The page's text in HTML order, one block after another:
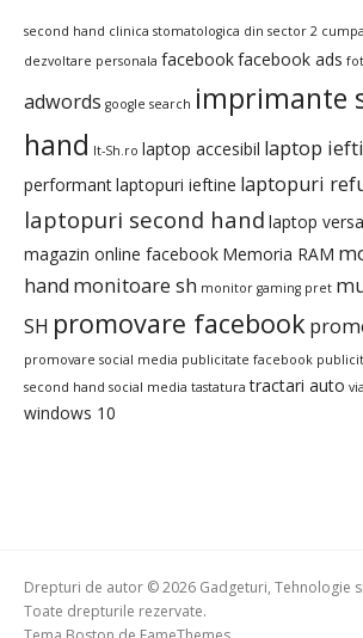
second hand clinica stomatologica din sector 2
dezvoltare personala facebookfacebook ads
adwords google search imprimante
hand It-Sh.ro laptop accesibil laptop
performantlaptopuri ieftine laptopuri
laptopuri second hand laptop
magazin online facebook Memoria RAM
hand monitoare sh monitor gaming pret
SH promovare facebook
promovare social media publicitate facebook
second hand social media tastatura tractari auto
windows 10
Drepturi de autor © 2026 Gadgeturi, Tehnologie
Toate drepturile rezervate.